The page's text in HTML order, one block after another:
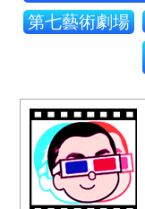
第七藝術劇場